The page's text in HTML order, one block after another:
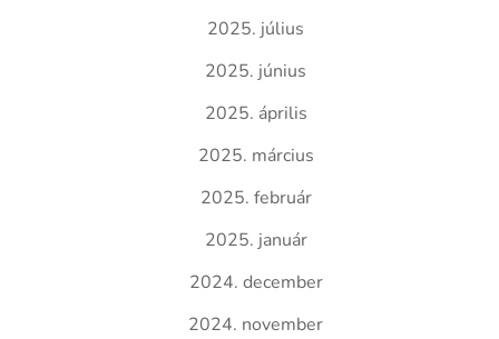
2025. július
2025. június
2025. április
2025. március
2025. február
2025. január
2024. december
2024. november